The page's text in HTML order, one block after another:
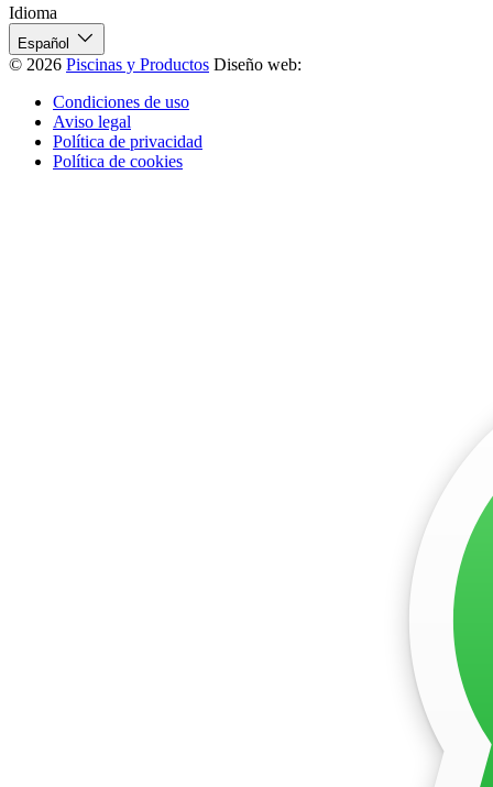
Idioma
Español
© 2026 Piscinas y Productos Diseño web:
Condiciones de uso
Aviso legal
Política de privacidad
Política de cookies